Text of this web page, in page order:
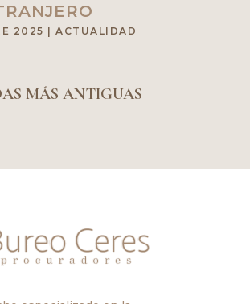
2025 |ACTUALIDAD
MÁS ANTIGUAS